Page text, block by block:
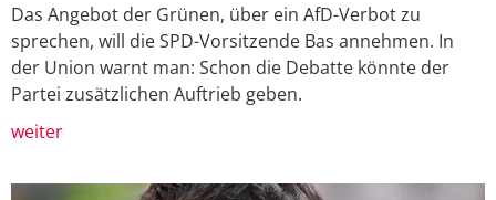
Das Angebot der Grünen, über ein AfD-Verbot zu
sprechen, will die SPD-Vorsitzende Bas annehmen. In
der Union warnt man: Schon die Debatte könnte der
Partei zusätzlichen Auftrieb geben.
weiter